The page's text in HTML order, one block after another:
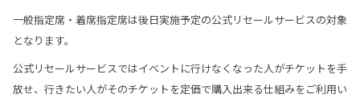
一般指定席・着席指定席は後日実施予定の公式リセールサービスの対象
となります。
公式リセールサービスではイベントに行けなくなった人がチケットを手
放せ、行きたい人がそのチケットを定価で購入出来る仕組みをご利用い